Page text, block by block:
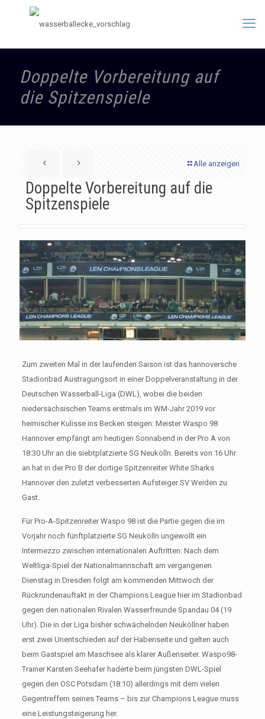
Doppelte Vorbereitung auf
die Spitzenspiele
Alle anzeigen
Doppelte Vorbereitung auf die
Spitzenspiele
Zum zweiten Mal in der laufenden Saison ist das hannoversche
Stadionbad Austragungsort in einer Doppelveranstaltung in der
Deutschen Wasserball-Liga (DWL), wobei die beiden
niedersächsischen Teams erstmals im WM-Jahr 2019 vor
heimischer Kulisse ins Becken steigen: Meister Waspo 98
Hannover empfängt am heutigen Sonnabend in der Pro A von
18:30 Uhr an die siebtplatzierte SG Neukölln. Bereits von 16 Uhr
an hat in der Pro B der dortige Spitzenreiter White Sharks
Hannover den zuletzt verbesserten Aufsteiger SV Weiden zu
Gast.
Für Pro-A-Spitzenreiter Waspo 98 ist die Partie gegen die im
Vorjahr noch fünftplatzierte SG Neukölln ungewollt ein
Intermezzo zwischen internationalen Auftritten: Nach dem
Weltliga-Spiel der Nationalmannschaft am vergangenen
Dienstag in Dresden folgt am kommenden Mittwoch der
Rückrundenauftakt in der Champions League hier im Stadionbad
gegen den nationalen Rivalen Wasserfreunde Spandau 04 (19
Uhr). Die in der Liga bisher schwächelnden Neuköllner haben
erst zwei Unentschieden auf der Habenseite und gelten auch
beim Gastspiel am Maschsee als klarer Außenseiter. Waspo98-
Trainer Karsten Seehafer haderte beim jüngsten DWL-Spiel
gegen den OSC Potsdam (18:10) allerdings mit dem vielen
Gegentreffern seines Teams – bis zur Champions League muss
eine Leistungsteigerung her.